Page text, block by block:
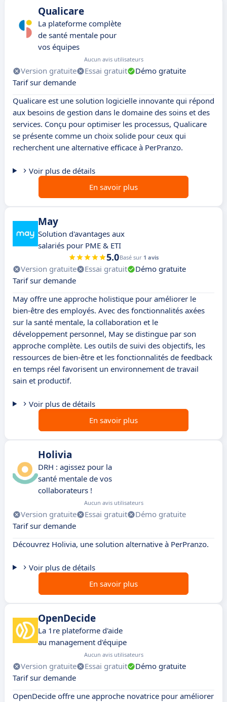
Qualicare
La plateforme complète
de santé mentale pour
vos équipes
Aucun avis utilisateurs
Version gratuite Essai gratuit
Démo gratuite
Tarif sur demande
Qualicare est une solution logicielle innovante qui répond
aux besoins de gestion dans le domaine des soins et des
services. Conçu pour optimiser les processus, Qualicare
se présente comme un choix solide pour ceux qui
recherchent une alternative efficace à PerPranzo.
Voir plus de détails
En savoir plus
May
Solution d'avantages aux
salariés pour PME & ETI
5.0Basé sur 1 avis
Version gratuite Essai gratuit
Démo gratuite
Tarif sur demande
May offre une approche holistique pour améliorer le
bien-être des employés. Avec des fonctionnalités axées
sur la santé mentale, la collaboration et le
développement personnel, May se distingue par son
approche complète. Les outils de suivi des objectifs, les
ressources de bien-être et les fonctionnalités de feedback
en temps réel favorisent un environnement de travail
sain et productif.
Voir plus de détails
En savoir plus
Holivia
DRH : agissez pour la
santé mentale de vos
collaborateurs !
Aucun avis utilisateurs
Version gratuite Essai gratuit
Démo gratuite
Tarif sur demande
Découvrez Holivia, une solution alternative à PerPranzo.
Voir plus de détails
En savoir plus
OpenDecide
La 1re plateforme d'aide
au management d'équipe
Aucun avis utilisateurs
Version gratuite Essai gratuit
Démo gratuite
Tarif sur demande
OpenDecide offre une approche novatrice pour améliorer